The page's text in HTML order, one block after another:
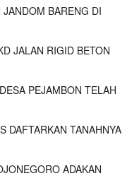
BARENG DI
JALAN RIGID BETON
PEJAMBON TELAH
DAFTARKAN TANAHNYA
ADAKAN